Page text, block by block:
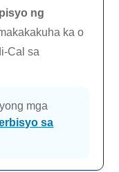
ng
ka o
Cal sa
mga
sa